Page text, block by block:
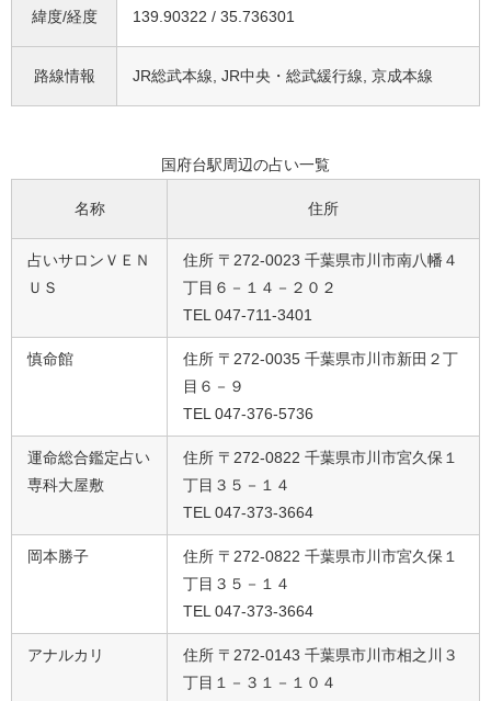
緯度/経度 139.90322 / 35.736301
路線情報 JR総武本線, JR中央・総武緩行線, 京成本線
国府台駅周辺の占い一覧
名称 住所
占いサロンＶＥＮ
ＵＳ
住所 〒272-0023 千葉県市川市南八幡４
丁目６－１４－２０２
TEL 047-711-3401
慎命館
住所 〒272-0035 千葉県市川市新田２丁
目６－９
TEL 047-376-5736
運命総合鑑定占い
専科大屋敷
住所 〒272-0822 千葉県市川市宮久保１
丁目３５－１４
TEL 047-373-3664
岡本勝子
住所 〒272-0822 千葉県市川市宮久保１
丁目３５－１４
TEL 047-373-3664
アナルカリ
住所 〒272-0143 千葉県市川市相之川３
丁目１－３１－１０４